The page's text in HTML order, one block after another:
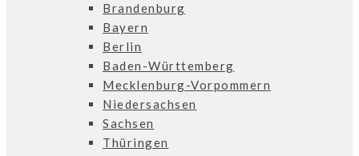
Brandenburg
Bayern
Berlin
Baden-Württemberg
Mecklenburg-Vorpommern
Niedersachsen
Sachsen
Thüringen